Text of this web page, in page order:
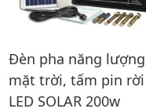
Đèn pha năng lượng
mặt trời, tấm pin rời
LED SOLAR 200w